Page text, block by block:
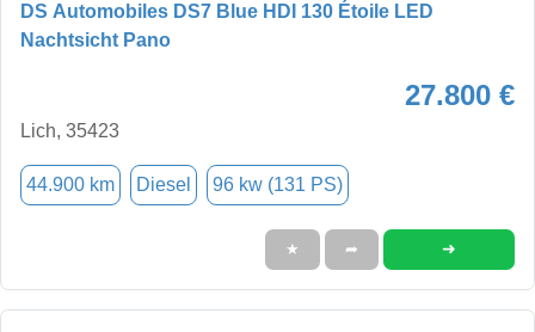
DS Automobiles DS7 Blue HDI 130 Étoile LED
Nachtsicht Pano
27.800 €
Lich, 35423
44.900 km Diesel 96 kw (131 PS)
★ ➦ ➜